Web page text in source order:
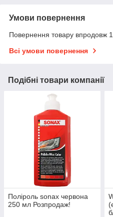
Умови повернення
Повернення товару впродовж
Всі умови повернення
Подібні товари компанії
Поліроль sonax червона
250 мл Розпродаж!